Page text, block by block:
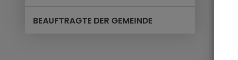
BEAUFTRAGTE DER GEMEINDE